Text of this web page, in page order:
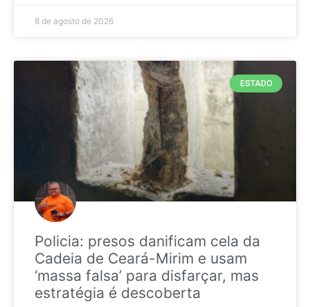
8 de agosto de 2026
ESTADO
Policia: presos danificam cela da
Cadeia de Ceará-Mirim e usam
‘massa falsa’ para disfarçar, mas
estratégia é descoberta